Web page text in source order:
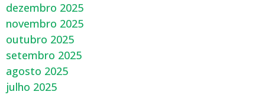
dezembro 2025
novembro 2025
outubro 2025
setembro 2025
agosto 2025
julho 2025